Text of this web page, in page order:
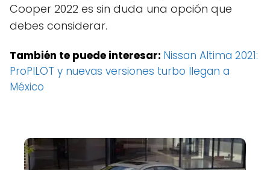
Cooper 2022 es sin duda una opción que
debes considerar.
También te puede interesar: Nissan Altima 2021:
ProPILOT y nuevas versiones turbo llegan a
México